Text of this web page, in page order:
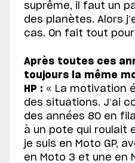
suprême, il faut un
des planètes. Alors
cas. On fait tout pour
Après toutes ces
toujours la même
HP : « La motivation
des situations. J’ai
des années 80 en
à un pote qui roulait
je suis en Moto GP,
en Moto 3 et une en